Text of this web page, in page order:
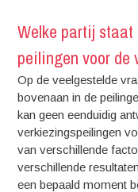
Welke partij staat
peilingen voor de
Op de veelgestelde
bovenaan in de
kan geen eenduidig
verkiezingspeilingen
van verschillende
verschillende
een bepaald moment